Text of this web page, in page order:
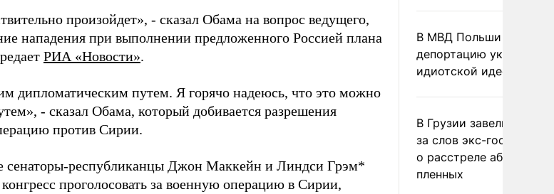
произойдет», - сказал Обама на вопрос ведущего,
нападения при выполнении предложенного Россией плана
РИА «Новости».
дипломатическим путем. Я горячо надеюсь, что это можно
- сказал Обама, который добивается разрешения
против Сирии.
сенаторы-республиканцы Джон Маккейн и Линдси Грэм*
проголосовать за военную операцию в Сирии,
В МВД Польши назвали
депортацию украинцев
идиотской идеей
В Грузии завели дело
за слов экс-
о расстреле абхазских
пленных